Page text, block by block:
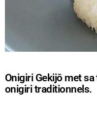
Onigiri Gekijō met
onigiri traditionnels.